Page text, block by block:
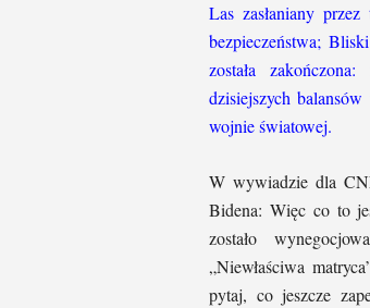
Las zasłaniany
bezpieczeństwa;
została
dzisiejszych
wojnie światowej.
W wywiadzie dla
Bidena: Więc co to
zostało
„Niewłaściwa
pytaj, co jeszcze